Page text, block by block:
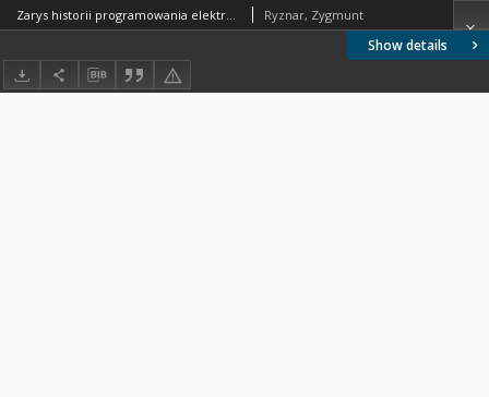
Show details
Zarys historii programowania elektronicznych maszyn cyfrowych Ryznar, Zygmunt